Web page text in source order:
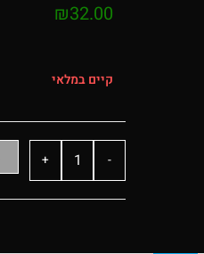
₪32.00
קיים במלאי
-
+